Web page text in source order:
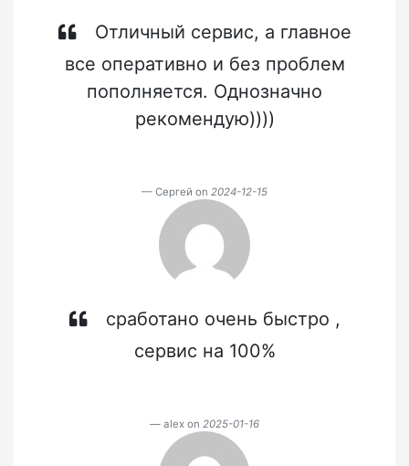
Отличный сервис, а главное
все оперативно и без проблем
пополняется. Однозначно
рекомендую))))
Сергей on 2024-12-15
сработано очень быстро ,
сервис на 100%
alex on 2025-01-16